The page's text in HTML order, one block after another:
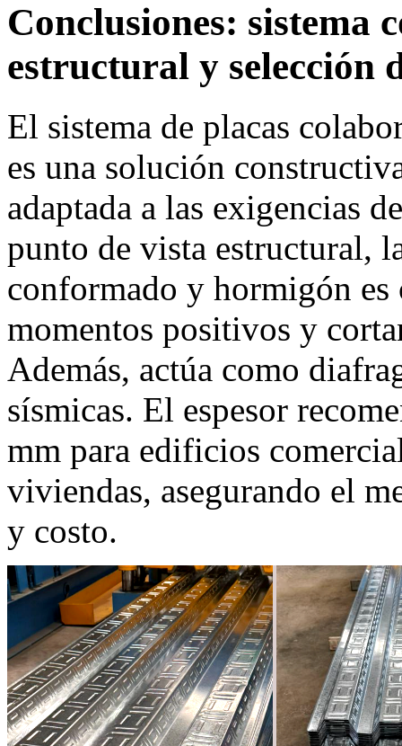
Conclusiones: sistema
estructural y selección
El sistema de placas
es una solución
adaptada a las exigencias
punto de vista estructural,
conformado y hormigón es
momentos positivos y
Además, actúa como
sísmicas. El espesor
mm para edificios
viviendas, asegurando el
y costo.